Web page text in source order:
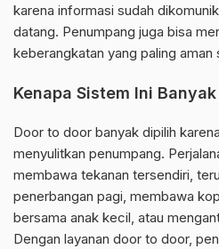
karena informasi sudah
datang. Penumpang juga bisa
keberangkatan yang paling
Kenapa Sistem Ini
Door to door banyak dipilih
menyulitkan penumpang.
membawa tekanan tersendiri,
penerbangan pagi, membawa
bersama anak kecil, atau
Dengan layanan door to door,